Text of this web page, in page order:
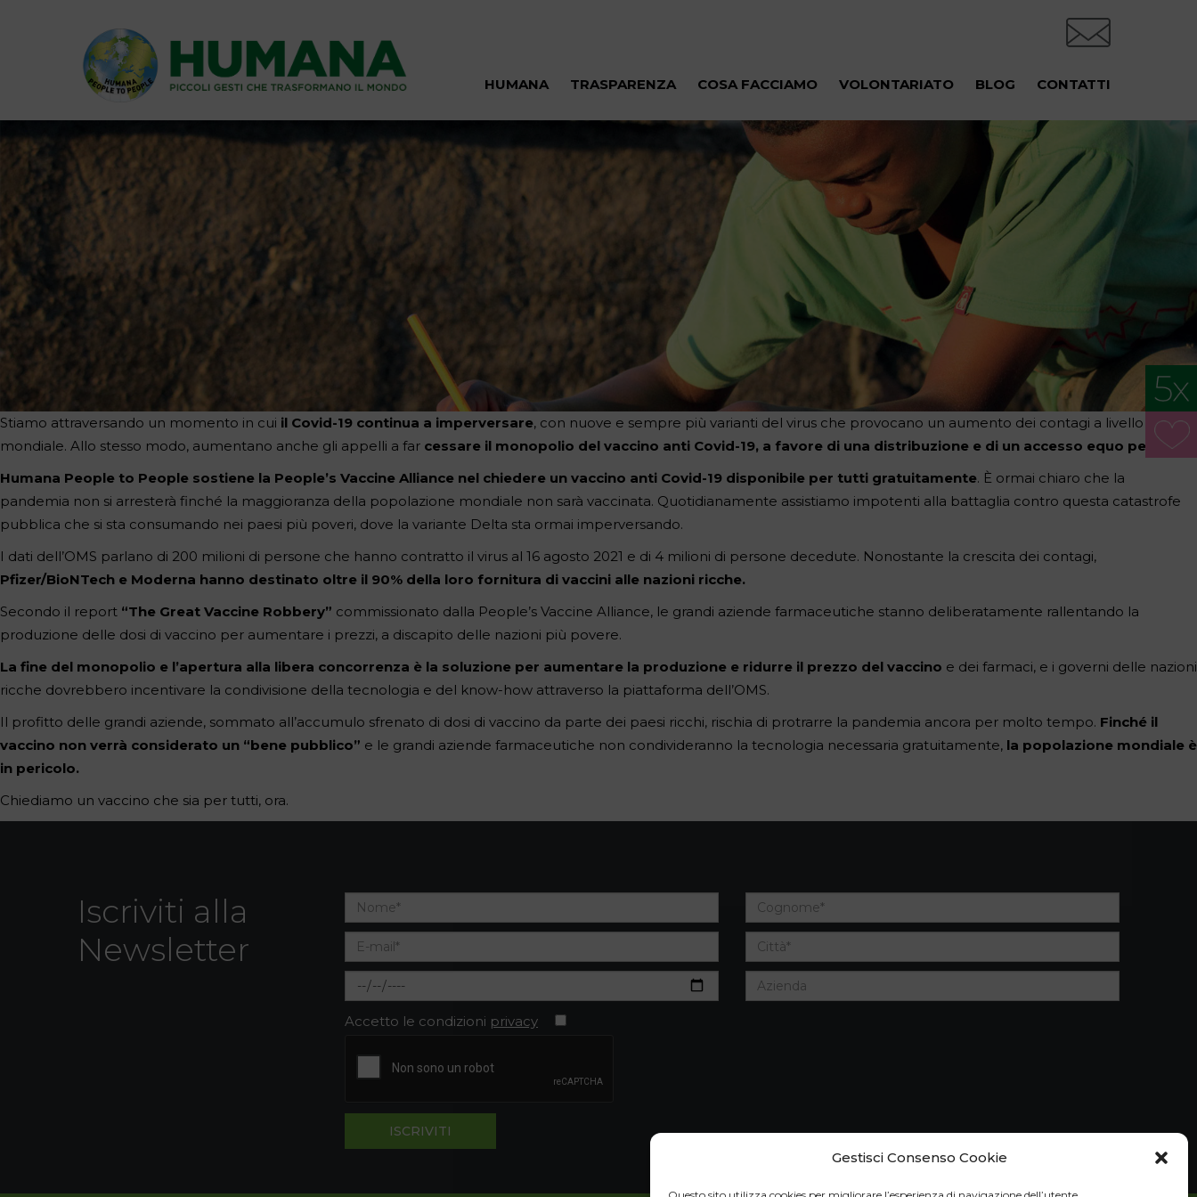
Gestisci Consenso Cookie
HUMANA TRASPARENZA COSA FACCIAMO VOLONTARIATO BLOG CONTATTI
Stiamo attraversando un momento in cui il Covid-19 continua a imperversare, con nuove e sempre più varianti del virus che provocano un aumento dei contagi a livello
mondiale. Allo stesso modo, aumentano anche gli appelli a far cessare il monopolio del vaccino anti Covid-19, a favore di una distribuzione e di un accesso equo per tutti.
Humana People to People sostiene la People’s Vaccine Alliance nel chiedere un vaccino anti Covid-19 disponibile per tutti gratuitamente. È ormai chiaro che la
pandemia non si arresterà finché la maggioranza della popolazione mondiale non sarà vaccinata. Quotidianamente assistiamo impotenti alla battaglia contro questa catastrofe
pubblica che si sta consumando nei paesi più poveri, dove la variante Delta sta ormai imperversando.
I dati dell’OMS parlano di 200 milioni di persone che hanno contratto il virus al 16 agosto 2021 e di 4 milioni di persone decedute. Nonostante la crescita dei contagi,
Pfizer/BioNTech e Moderna hanno destinato oltre il 90% della loro fornitura di vaccini alle nazioni ricche.
Secondo il report “The Great Vaccine Robbery” commissionato dalla People’s Vaccine Alliance, le grandi aziende farmaceutiche stanno deliberatamente rallentando la
produzione delle dosi di vaccino per aumentare i prezzi, a discapito delle nazioni più povere.
La fine del monopolio e l’apertura alla libera concorrenza è la soluzione per aumentare la produzione e ridurre il prezzo del vaccino e dei farmaci, e i governi delle nazioni
ricche dovrebbero incentivare la condivisione della tecnologia e del know-how attraverso la piattaforma dell’OMS.
Il profitto delle grandi aziende, sommato all’accumulo sfrenato di dosi di vaccino da parte dei paesi ricchi, rischia di protrarre la pandemia ancora per molto tempo. Finché il
vaccino non verrà considerato un “bene pubblico” e le grandi aziende farmaceutiche non condivideranno la tecnologia necessaria gratuitamente, la popolazione mondiale è
in pericolo.
Chiediamo un vaccino che sia per tutti, ora.
Iscriviti alla
Newsletter
Accetto le condizioni privacy